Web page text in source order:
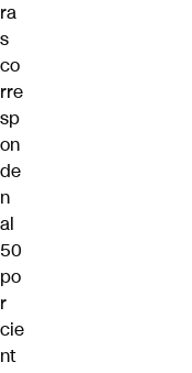
ra
s
co
rre
sp
on
de
n
al
50
po
r
cie
nt